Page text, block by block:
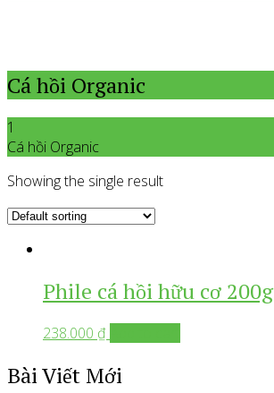
Cá hồi Organic
1
Cá hồi Organic
Showing the single result
Phile cá hồi hữu cơ 200g
238.000 ₫
Bài Viết Mới